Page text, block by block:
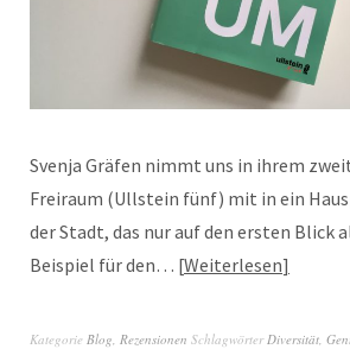
Svenja Gräfen nimmt uns in ihrem
Freiraum (Ullstein fünf) mit in ein
der Stadt, das nur auf den ersten Blick
Beispiel für den… Weiterlesen
Kategorie Blog Rezensionen Schlagwörter Diversität